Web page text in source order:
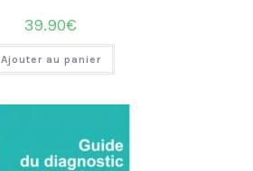
39.90€
Ajouter au panier